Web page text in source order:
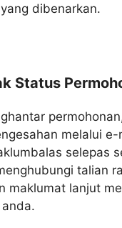
dibenarkan.
Status
melalui e-
selepas
talian
maklumat lanjut